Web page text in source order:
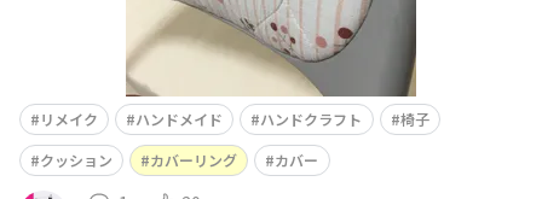
リメイク ハンドメイド ハンドクラフト
椅子
クッション
カバーリング カバー